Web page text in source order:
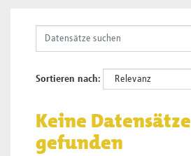
Sortieren nach
Keine Datensätze
gefunden